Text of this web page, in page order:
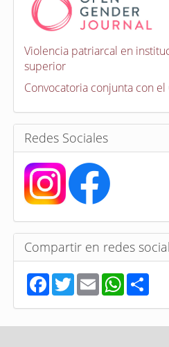
o
a
t
o
r
a
s
Violencia patriarcal en
superior
Convocatoria conjunta con
Redes Sociales
Compartir en redes
F
a
c
e
b
T
w
t
t
E
m
a
i
l
W
h
a
t
s
S
h
r
e